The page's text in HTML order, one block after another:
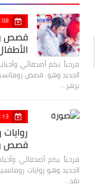
08 أكتوبر 2018
قصص
الجديد وهو قصص
بزهر…
13 أكتوبر 2018
قصص
الجديد وهو روايات
نقد…